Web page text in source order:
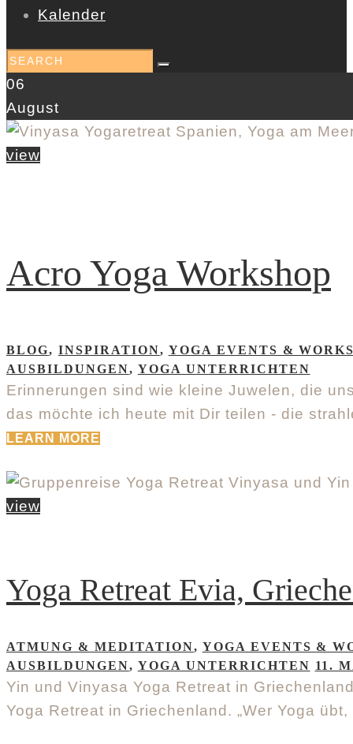
Kalender
06
August
view
Acro Yoga Workshop
BLOG, INSPIRATION, YOGA EVENTS &
AUSBILDUNGEN, YOGA UNTERRICHTEN
Erinnerungen sind wie kleine Juwelen, die
das möchte ich heute mit Dir teilen - die
LEARN MORE
view
Yoga Retreat Evia,
ATMUNG & MEDITATION, YOGA EVENTS &
AUSBILDUNGEN, YOGA UNTERRICHTEN 11.
Yin und Vinyasa Yoga Retreat in
Yoga Retreat in Griechenland. „Wer Yoga